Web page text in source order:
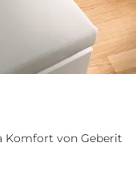
Komfort von Geberit